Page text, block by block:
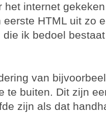
het internet
HTML uit zo
ik bedoel
van
te buiten. Dit zijn
zijn als dat